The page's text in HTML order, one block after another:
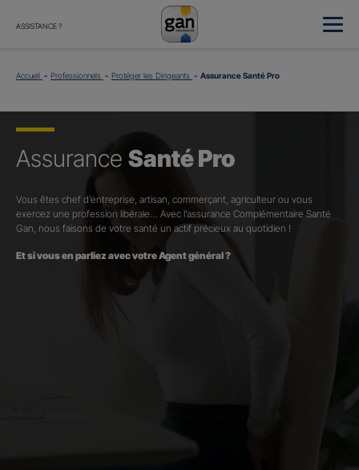
ASSISTANCE ?
Accueil Professionnels Protéger les Dirigeants Assurance Santé Pro
Assurance Santé Pro
Vous êtes chef d’entreprise, artisan, commerçant, agriculteur ou vous
exercez une profession libérale… Avec l’assurance Complémentaire Santé
Gan, nous faisons de votre santé un actif précieux au quotidien !
Et si vous en parliez avec votre Agent général ?